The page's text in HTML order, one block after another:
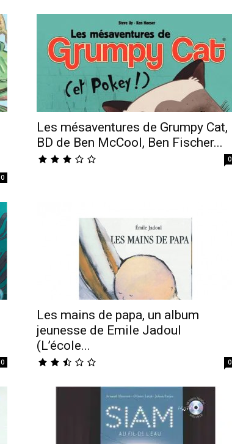
0
Les mésaventures de Grumpy Cat,
BD de Ben McCool, Ben Fischer...
0
0
Les mains de papa, un album
jeunesse de Emile Jadoul
(L’école...
0